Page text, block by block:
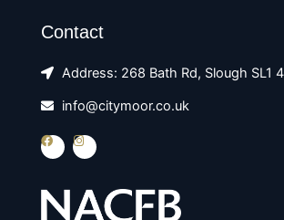
Contact
Address: 268 Bath Rd, Slough SL1
info@citymoor.co.uk
F
c
o
o
I
s
a
g
r